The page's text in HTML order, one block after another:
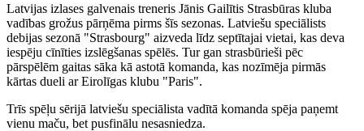
Latvijas izlases galvenais treneris Jānis Gailītis Strasbūras kluba
vadības grožus pārņēma pirms šīs sezonas. Latviešu speciālists
debijas sezonā "Strasbourg" aizveda līdz septītajai vietai, kas deva
iespēju cīnīties izslēgšanas spēlēs. Tur gan strasbūrieši pēc
pārspēlēm gaitas sāka kā astotā komanda, kas nozīmēja pirmās
kārtas dueli ar Eirolīgas klubu "Paris".
Trīs spēļu sērijā latviešu speciālista vadītā komanda spēja paņemt
vienu maču, bet pusfinālu nesasniedza.